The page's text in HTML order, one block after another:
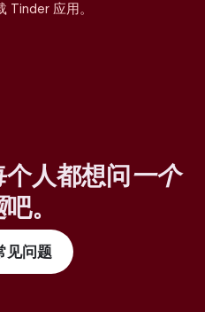
Tinder 应用。
人都想问一个
吧。
见问题